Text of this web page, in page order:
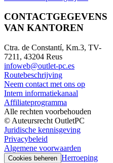
CONTACTGEGEVENS
VAN KANTOREN
Ctra. de Constantí, Km.3, TV-
7211, 43204 Reus
infoweb@outlet-pc.es
Routebeschrijving
Neem contact met ons op
Intern informatiekanaal
Affiliateprogramma
Alle rechten voorbehouden
© Auteursrecht OutletPC
Juridische kennisgeving
Privacybeleid
Algemene voorwaarden
Cookies beheren Herroeping